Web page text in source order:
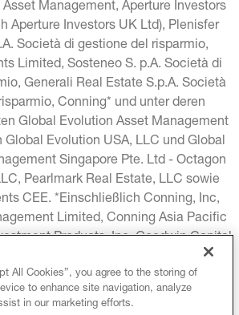
Management, Aperture Investors
Aperture Investors UK Ltd), Plenisfer
Società di gestione del risparmio,
Limited, Sosteneo S. p.A. Società di
Generali Real Estate S.p.A. Società
Conning* und unter deren
Global Evolution Asset Management
Evolution USA, LLC und Global
Singapore Pte. Ltd - Octagon
Pearlmark Real Estate, LLC sowie
CEE. *Einschließlich Conning, Inc,
Limited, Conning Asia Pacific
Products, Inc, Goodwin Capital
COOKIE-RICHTLINIE
All Cookies”, you agree to the storing of
to enhance site navigation, analyze
in our marketing efforts.